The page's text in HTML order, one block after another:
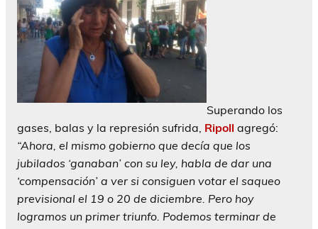
Superando los
gases, balas y la represión sufrida, Ripoll agregó:
“Ahora, el mismo gobierno que decía que los
jubilados ‘ganaban’ con su ley, habla de dar una
‘compensación’ a ver si consiguen votar el saqueo
previsional el 19 o 20 de diciembre. Pero hoy
logramos un primer triunfo. Podemos terminar de